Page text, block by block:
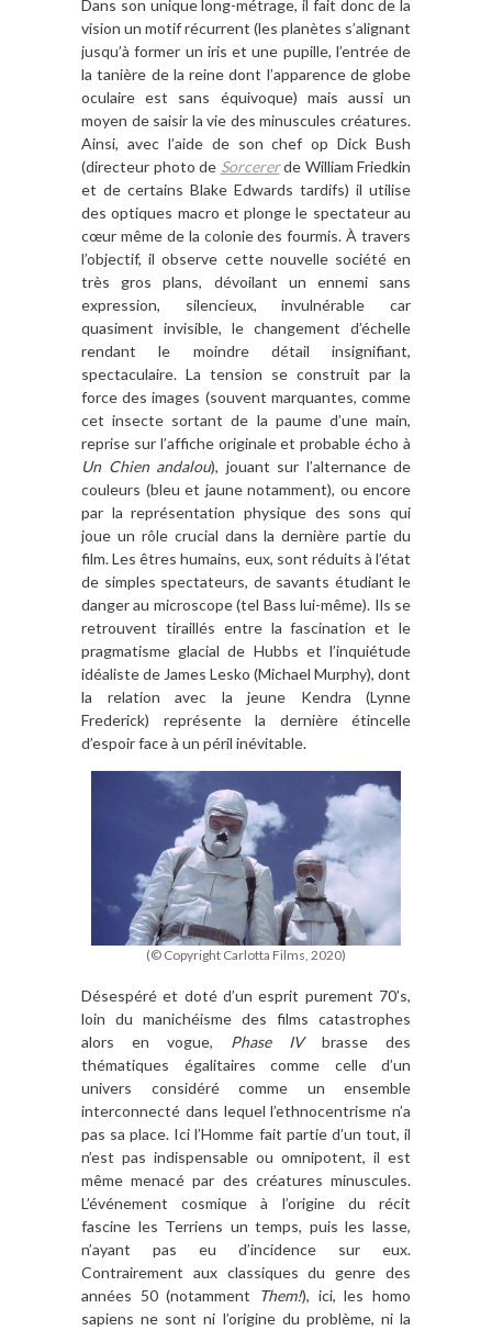
Dans son unique long-métrage, il fait donc de la
vision un motif récurrent (les planètes s’alignant
jusqu’à former un iris et une pupille, l’entrée de
la tanière de la reine dont l’apparence de globe
oculaire est sans équivoque) mais aussi un
moyen de saisir la vie des minuscules créatures.
Ainsi, avec l’aide de son chef op Dick Bush
(directeur photo de Sorcererde William Friedkin
et de certains Blake Edwards tardifs) il utilise
des optiques macro et plonge le spectateur au
cœur même de la colonie des fourmis. À travers
l’objectif, il observe cette nouvelle société en
très gros plans, dévoilant un ennemi sans
expression, silencieux, invulnérable car
quasiment invisible, le changement d’échelle
rendant le moindre détail insignifiant,
spectaculaire. La tension se construit par la
force des images (souvent marquantes, comme
cet insecte sortant de la paume d’une main,
reprise sur l’affiche originale et probable écho à
Un Chien andalou), jouant sur l’alternance de
couleurs (bleu et jaune notamment), ou encore
par la représentation physique des sons qui
joue un rôle crucial dans la dernière partie du
film. Les êtres humains, eux, sont réduits à l’état
de simples spectateurs, de savants étudiant le
danger au microscope (tel Bass lui-même). Ils se
retrouvent tiraillés entre la fascination et le
pragmatisme glacial de Hubbs et l’inquiétude
idéaliste de James Lesko (Michael Murphy), dont
la relation avec la jeune Kendra (Lynne
Frederick) représente la dernière étincelle
d’espoir face à un péril inévitable.
(© Copyright Carlotta Films, 2020)
Désespéré et doté d’un esprit purement 70’s,
loin du manichéisme des films catastrophes
alors en vogue, Phase IVbrasse des
thématiques égalitaires comme celle d’un
univers considéré comme un ensemble
interconnecté dans lequel l’ethnocentrisme n’a
pas sa place. Ici l’Homme fait partie d’un tout, il
n’est pas indispensable ou omnipotent, il est
même menacé par des créatures minuscules.
L’événement cosmique à l’origine du récit
fascine les Terriens un temps, puis les lasse,
n’ayant pas eu d’incidence sur eux.
Contrairement aux classiques du genre des
années 50 (notamment
Them!), ici, les homo
sapiens ne sont ni l’origine du problème, ni la